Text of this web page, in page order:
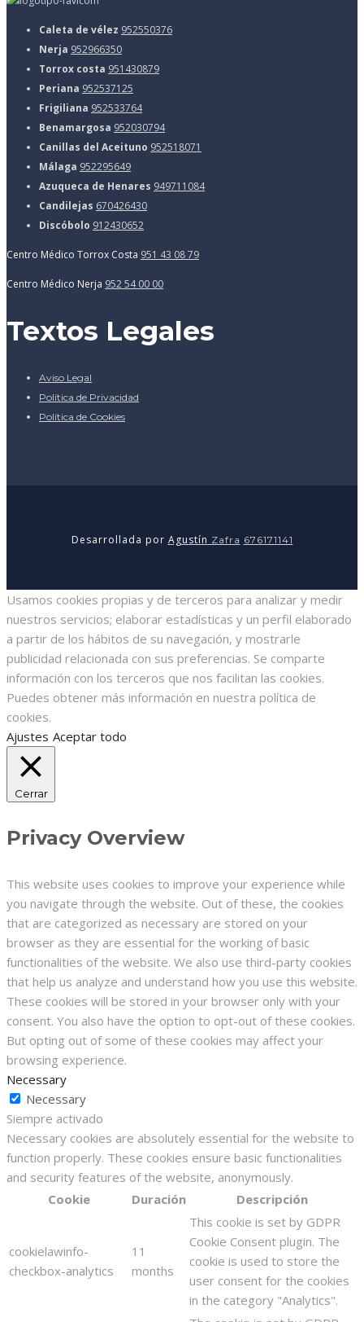
Caleta de vélez 952550376
Nerja 952966350
Torrox costa 951430879
Periana 952537125
Frigiliana 952533764
Benamargosa 952030794
Canillas del Aceituno 952518071
Málaga 952295649
Azuqueca de Henares 949711084
Candilejas 670426430
Discóbolo 912430652
Centro Médico Torrox Costa 951 43 08 79
Centro Médico Nerja 952 54 00 00
Textos Legales
Aviso Legal
Política de Privacidad
Política de Cookies
Desarrollada por Agustín Zafra 676171141
Usamos cookies propias y de terceros para analizar y medir
nuestros servicios; elaborar estadísticas y un perfil elaborado
a partir de los hábitos de su navegación, y mostrarle
publicidad relacionada con sus preferencias. Se comparte
información con los terceros que nos facilitan las cookies.
Puedes obtener más información en nuestra política de
cookies.
Ajustes Aceptar todo
Cerrar
Privacy Overview
This website uses cookies to improve your experience while
you navigate through the website. Out of these, the cookies
that are categorized as necessary are stored on your
browser as they are essential for the working of basic
functionalities of the website. We also use third-party cookies
that help us analyze and understand how you use this website.
These cookies will be stored in your browser only with your
consent. You also have the option to opt-out of these cookies.
But opting out of some of these cookies may affect your
browsing experience.
Necessary
Necessary
Siempre activado
Necessary cookies are absolutely essential for the website to
function properly. These cookies ensure basic functionalities
and security features of the website, anonymously.
Cookie
Duración Descripción
cookielawinfo-
checkbox-analytics
11
months
This cookie is set by GDPR
Cookie Consent plugin. The
cookie is used to store the
user consent for the cookies
in the category "Analytics".